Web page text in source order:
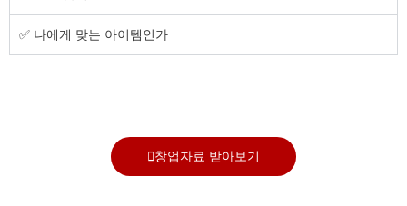
✅ 나에게 맞는 아이템인가
창업자료 받아보기